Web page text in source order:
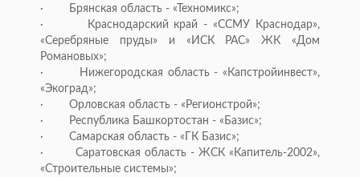
· Брянская область - «Техномикс»;
· Краснодарский край - «ССМУ Краснодар»,
«Серебряные пруды» и «ИСК РАС» ЖК «Дом
Романовых»;
· Нижегородская область - «Капстройинвест»,
«Экоград»;
· Орловская область - «Регионстрой»;
· Республика Башкортостан - «Базис»;
· Самарская область - «ГК Базис»;
· Саратовская область - ЖСК «Капитель-2002»,
«Строительные системы»;